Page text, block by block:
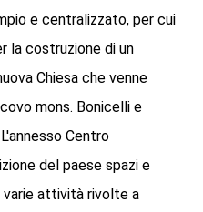
e centralizzato, per cui
la costruzione di un
Chiesa che venne
mons. Bonicelli e
Centro
del paese spazi e
attività rivolte a